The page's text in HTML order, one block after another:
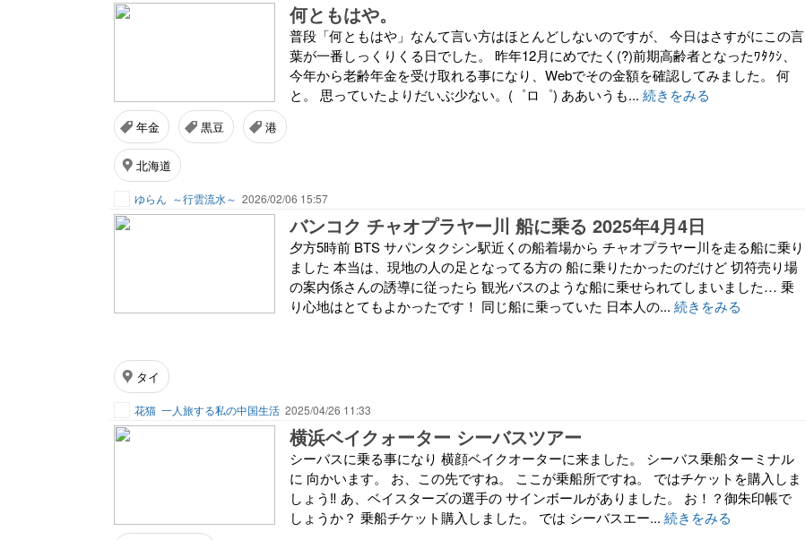
何ともはや。
普段「何ともはや」なんて言い方はほとんどしないのですが、 今日はさすがにこの言
葉が一番しっくりくる日でした。 昨年12月にめでたく(?)前期高齢者となったﾜﾀｸｼ、
今年から老齢年金を受け取れる事になり、Webでその金額を確認してみました。 何
と。 思っていたよりだいぶ少ない。(゜ロ゜) ああいうも... 続きをみる
年金 黒豆 港
北海道
ゆらん ～行雲流水～ 2026/02/06 15:57
バンコク チャオプラヤー川 船に乗る 2025年4月4日
夕方5時前 BTS サパンタクシン駅近くの船着場から チャオプラヤー川を走る船に乗り
ました 本当は、現地の人の足となってる方の 船に乗りたかったのだけど 切符売り場
の案内係さんの誘導に従ったら 観光バスのような船に乗せられてしまいました… 乗
り心地はとてもよかったです！ 同じ船に乗っていた 日本人の... 続きをみる
タイ
花猫 一人旅する私の中国生活 2025/04/26 11:33
横浜ベイクォーター シーバスツアー
シーバスに乗る事になり 横顔ベイクオーターに来ました。 シーバス乗船ターミナル
に 向かいます。 お、この先ですね。 ここが乗船所ですね。 ではチケットを購入しま
しょう‼️ あ、ベイスターズの選手の サインボールがありました。 お！？御朱印帳で
しょうか？ 乗船チケット購入しました。 では シーバスエー... 続きをみる